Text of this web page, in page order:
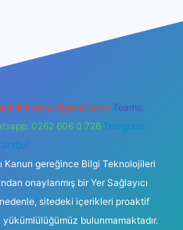
Teams:
0262 606 0 726 Telegram:
Kanun gereğince Bilgi Teknolojileri
onaylanmış bir Yer Sağlayıcı
sitedeki içerikleri proaktif
bulunmamaktadır.